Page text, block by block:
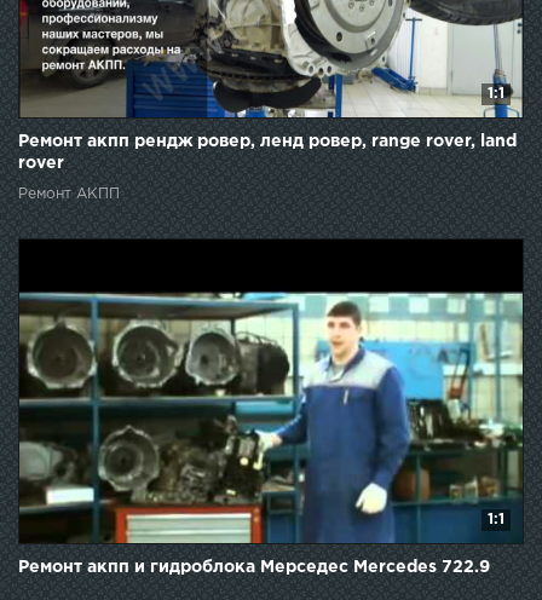
1:1
Ремонт акпп рендж ровер, ленд ровер, range rover, land
rover
Ремонт АКПП
1:1
Ремонт акпп и гидроблока Мерседес Mercedes 722.9